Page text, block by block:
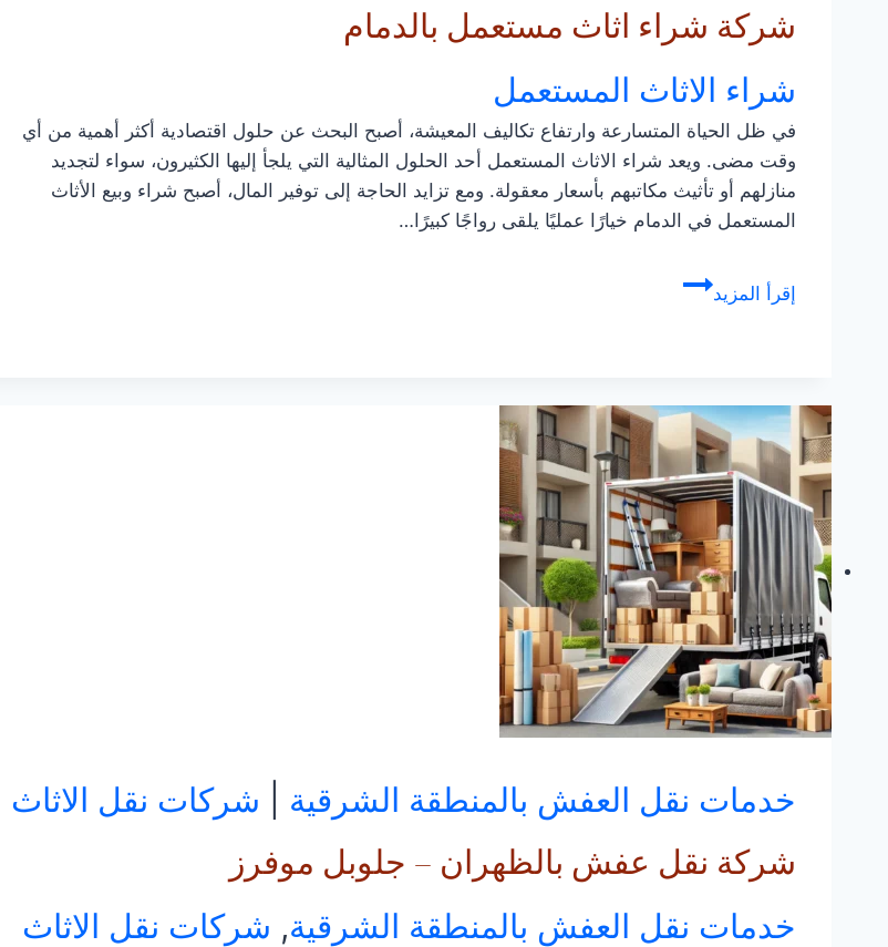
شركة شراء اثاث مستعمل بالدمام
شراء الاثاث المستعمل
في ظل الحياة المتسارعة وارتفاع تكاليف المعيشة، أصبح البحث عن حلول اقتصادية أكثر أهمية من أي
وقت مضى. ويعد شراء الاثاث المستعمل أحد الحلول المثالية التي يلجأ إليها الكثيرون، سواء لتجديد
منازلهم أو تأثيث مكاتبهم بأسعار معقولة. ومع تزايد الحاجة إلى توفير المال، أصبح شراء وبيع الأثاث
المستعمل في الدمام خيارًا عمليًا يلقى رواجًا كبيرًا…
إقرأ المزيدشركة
بالدمام
خدمات نقل العفش بالمنطقة الشرقية شركات نقل الاثاث
شركة نقل عفش بالظهران – جلوبل موفرز
خدمات نقل العفش بالمنطقة الشرقية, شركات نقل الاثاث